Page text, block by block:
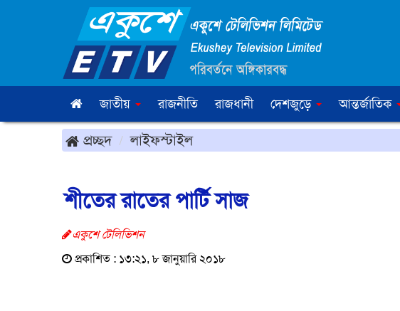
জাতীয় রাজনীতি রাজধানী দেশজুড়ে আন্তর্জাতিক
প্রচ্ছদ লাইফস্টাইল
শীতের রাতের পার্টি সাজ
একুশে টেলিভিশন
প্রকাশিত : ১৩:২১, ৮ জানুয়ারি ২০১৮